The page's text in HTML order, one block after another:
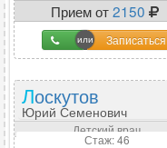
Прием от2150
Записаться
Лоскутов
Юрий Семенович
Детский врач
Стаж: 46